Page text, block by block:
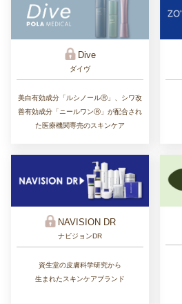
Dive
ダイヴ
美白有効成分「ルシノールⓇ」、シワ改
善有効成分「ニールワンⓇ」が配合され
た医療機関専売のスキンケア
NAVISION DR
ナビジョンDR
資生堂の皮膚科学研究から
生まれたスキンケアブランド